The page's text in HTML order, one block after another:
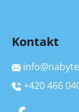
Kontakt
info@
+420 466